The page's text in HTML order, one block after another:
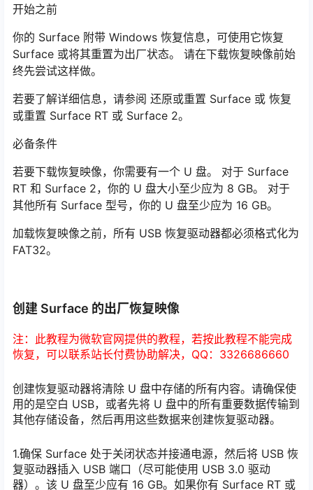
开始之前
你的 Surface 附带 Windows 恢复信息，可使用它恢复
Surface 或将其重置为出厂状态。 请在下载恢复映像前始
终先尝试这样做。
若要了解详细信息，请参阅 还原或重置 Surface 或 恢复
或重置 Surface RT 或 Surface 2。
必备条件
若要下载恢复映像，你需要有一个 U 盘。 对于 Surface
RT 和 Surface 2，你的 U 盘大小至少应为 8 GB。 对于
其他所有 Surface 型号，你的 U 盘至少应为 16 GB。
加载恢复映像之前，所有 USB 恢复驱动器都必须格式化为
FAT32。
创建 Surface 的出厂恢复映像
注：此教程为微软官网提供的教程，若按此教程不能完成
恢复，可以联系站长付费协助解决，QQ：3326686660
创建恢复驱动器将清除 U 盘中存储的所有内容。请确保使
用的是空白 USB，或者先将 U 盘中的所有重要数据传输到
其他存储设备，然后再用这些数据来创建恢复驱动器。
1.确保 Surface 处于关闭状态并接通电源，然后将 USB 恢
复驱动器插入 USB 端口（尽可能使用 USB 3.0 驱动
器）。该 U 盘至少应有 16 GB。如果你有 Surface RT 或